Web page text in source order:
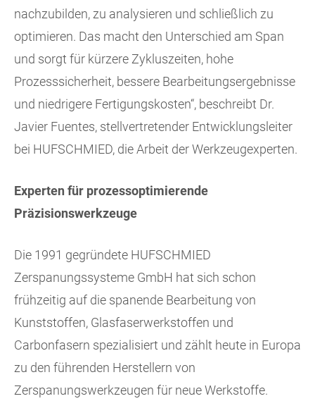
nachzubilden, zu analysieren und schließlich zu
optimieren. Das macht den Unterschied am Span
und sorgt für kürzere Zykluszeiten, hohe
Prozesssicherheit, bessere Bearbeitungsergebnisse
und niedrigere Fertigungskosten“, beschreibt Dr.
Javier Fuentes, stellvertretender Entwicklungsleiter
bei HUFSCHMIED, die Arbeit der Werkzeugexperten.
Experten für prozessoptimierende
Präzisionswerkzeuge
Die 1991 gegründete HUFSCHMIED
Zerspanungssysteme GmbH hat sich schon
frühzeitig auf die spanende Bearbeitung von
Kunststoffen, Glasfaserwerkstoffen und
Carbonfasern spezialisiert und zählt heute in Europa
zu den führenden Herstellern von
Zerspanungswerkzeugen für neue Werkstoffe.